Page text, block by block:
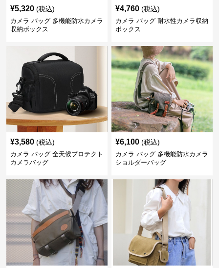
¥5,320 (税込)
カメラ バッグ 多機能防水カメラ
収納ボックス
¥4,760 (税込)
カメラ バッグ 耐水性カメラ収納
ボックス
¥3,580 (税込)
カメラ バッグ 全天候プロテクト
カメラバッグ
¥6,100 (税込)
カメラ バッグ 多機能防水カメラ
ショルダーバッグ